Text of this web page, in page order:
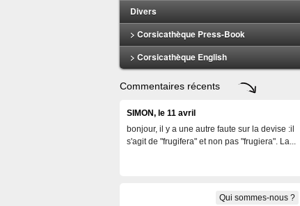
Divers
> Corsicathèque Press-Book
> Corsicathèque English
Commentaires récents
SIMON, le 11 avril
bonjour, il y a une autre faute sur la devise :il
s'agit de "frugifera" et non pas "frugiera". La...
Qui sommes-nous ?